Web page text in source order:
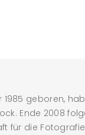
geboren,
Ende 2008
für die